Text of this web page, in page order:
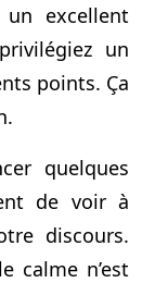
un excellent
un
points. Ça
quelques
de voir à
discours.
calme n’est